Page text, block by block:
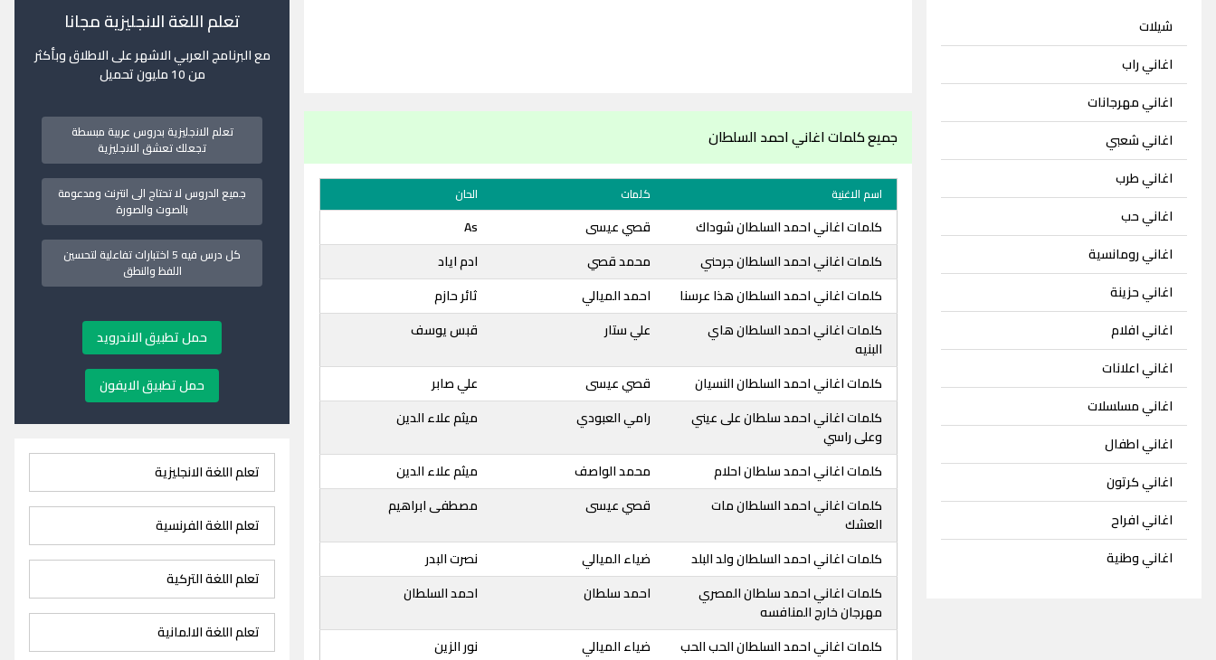
شيلات
اغاني راب
اغاني مهرجانات
اغاني شعبي
اغاني طرب
اغاني حب
اغاني رومانسية
اغاني حزينة
اغاني افلام
اغاني اعلانات
اغاني مسلسلات
اغاني اطفال
اغاني كرتون
اغاني افراح
اغاني وطنية
جميع كلمات اغاني احمد السلطان
اسم الاغنية كلمات الحان
كلمات اغاني احمد السلطان شوداك قصي عيسى
As
كلمات اغاني احمد السلطان جرحني
محمد قصي
ادم اياد
كلمات اغاني احمد السلطان هذا عرسنا
احمد الميالي
ثائر حازم
كلمات اغاني احمد السلطان هاي
البنيه
علي ستار قبس يوسف
كلمات اغاني احمد السلطان النسيان قصي عيسى
علي صابر
كلمات اغاني احمد سلطان على عيني
وعلى راسي
رامي العبودي ميثم علاء الدين
كلمات اغاني احمد سلطان احلام محمد الواصف
ميثم علاء الدين
كلمات اغاني احمد السلطان مات
العشك
قصي عيسى مصطفى ابراهيم
كلمات اغاني احمد السلطان ولد البلد ضياء الميالي
نصرت البدر
كلمات اغاني احمد سلطان المصري
مهرجان خارج المنافسه
احمد سلطان احمد السلطان
كلمات اغاني احمد السلطان الحب الحب ضياء الميالي
نور الزين
تعلم اللغة الانجليزية مجانا
مع البرنامج العربي الاشهر على الاطلاق وبأكثر
من 10 مليون تحميل
تعلم الانجليزية بدروس عربية مبسطة
تجعلك تعشق الانجليزية
جميع الدروس لا تحتاج الى انترنت ومدعومة
بالصوت والصورة
كل درس فيه 5 اختبارات تفاعلية لتحسين
اللفظ والنطق
حمل تطبيق الاندرويد
حمل تطبيق الايفون
تعلم اللغة الانجليزية
تعلم اللغة الفرنسية
تعلم اللغة التركية
تعلم اللغة الالمانية